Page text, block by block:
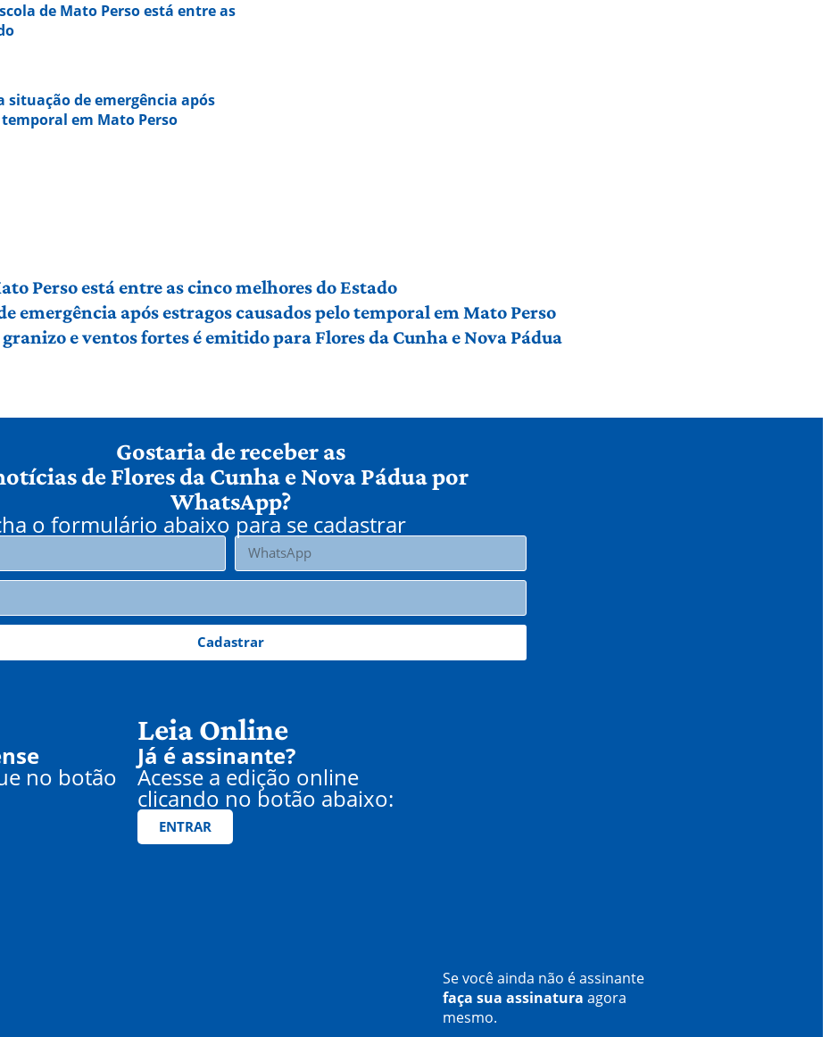
de Mato Perso está entre as
situação de emergência após
em Mato Perso
Perso está entre as cinco melhores do Estado
emergência após estragos causados pelo temporal em Mato Perso
e ventos fortes é emitido para Flores da Cunha e Nova Pádua
Gostaria de receber as
de Flores da Cunha e Nova Pádua por
WhatsApp?
o formulário abaixo para se cadastrar
Cadastrar
no botão
Leia Online
Já é assinante?
Acesse a edição online
clicando no botão abaixo:
ENTRAR
Se você ainda não é assinante
faça sua assinatura agora
mesmo.